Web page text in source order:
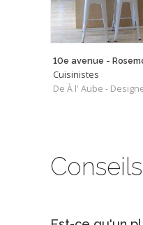
10e avenue -
Cuisinistes
De À l' Aube -